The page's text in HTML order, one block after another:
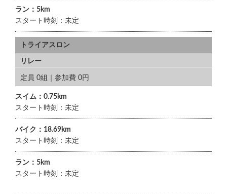
ラン：5km
スタート時刻：未定
トライアスロン
リレー
定員 0組｜参加費 0円
スイム：0.75km
スタート時刻：未定
バイク：18.69km
スタート時刻：未定
ラン：5km
スタート時刻：未定